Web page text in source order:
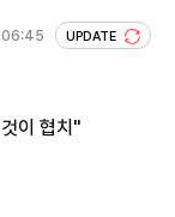
UPDATE
이 협치"